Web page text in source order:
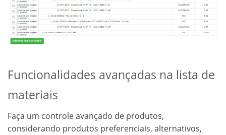
Funcionalidades avançadas na lista de
materiais
Faça um controle avançado de produtos,
considerando produtos preferenciais, alternativos,